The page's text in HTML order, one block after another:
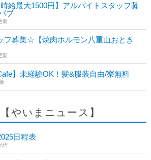
給最大1500円】アルバイトスタッフ募
ブ
新
募集☆【焼肉ホルモン八重山おとき
新
】未経験OK！髪&服装自由/寮無料
やいまニュース】
日程表
信